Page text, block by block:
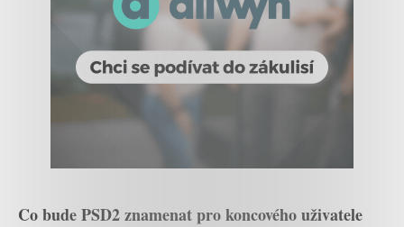
Co bude PSD2 znamenat pro koncového uživatele